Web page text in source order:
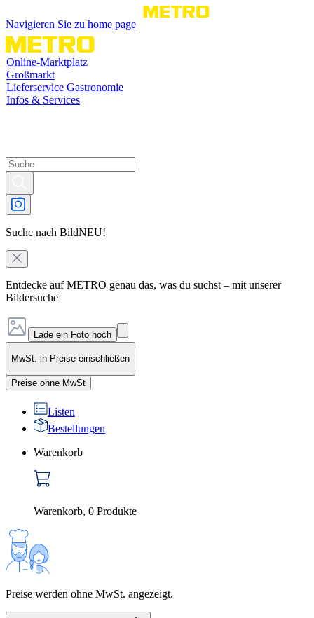
Navigieren Sie zu home page
Online-Marktplatz
Großmarkt
Lieferservice Gastronomie
Infos & Services
Suche nach BildNEU!
Entdecke auf METRO genau das, was du suchst – mit unserer
Bildersuche
Lade ein Foto hoch
MwSt. in Preise einschließen
Preise ohne MwSt
Listen
Bestellungen
Warenkorb
Warenkorb, 0 Produkte
Preise werden ohne MwSt. angezeigt.